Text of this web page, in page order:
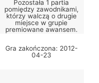
Pozostała 1 partia
pomiędzy zawodnikami,
którzy walczą o drugie
miejsce w grupie
premiowane awansem.
Gra zakończona: 2012-
04-23